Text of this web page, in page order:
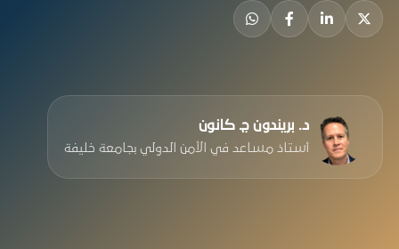
د. بريندون ج. كانون
أستاذ مساعد في الأمن الدولي بجامعة خليفة